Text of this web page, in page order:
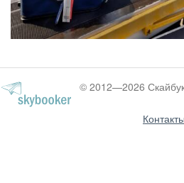
© 2012—2026
Контакты